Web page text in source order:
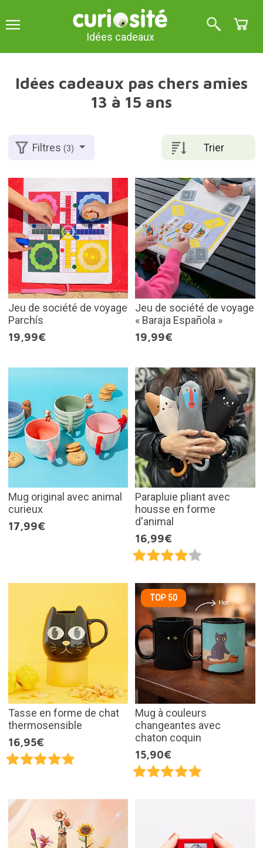
Idées cadeaux
Idées cadeaux pas chers amies
13 à 15 ans
Trier
Filtres(3)
Jeu de société de voyage
Parchís
19,99€
Jeu de société de voyage
« Baraja Española »
19,99€
Mug original avec animal
curieux
17,99€
Parapluie pliant avec
housse en forme
d'animal
16,99€
Tasse en forme de chat
thermosensible
16,95€
TOP 50
Mug à couleurs
changeantes avec
chaton coquin
15,90€